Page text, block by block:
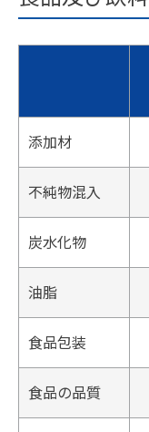
添加材
不純物混入
炭水化物
油脂
食品包装
食品の品質